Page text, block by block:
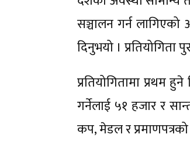
सञ्चालन गर्न
दिनुभयो ।
प्रतियोगितामा प्रथम
गर्नेलाई ५१ हजार र
कप, मेडल र